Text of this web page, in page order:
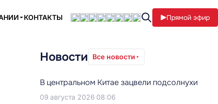
КОНТАКТЫ Прямой эфир
Новости Все новости
В центральном Китае зацвели подсолнухи
09 августа 2026 08:06